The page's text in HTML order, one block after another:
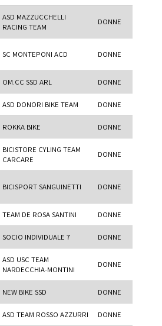
ASD MAZZUCCHELLI
RACING TEAM
DONNE
SC MONTEPONI ACD DONNE
OM.CC SSD ARL DONNE
ASD DONORI BIKE TEAM DONNE
ROKKA BIKE DONNE
BICISTORE CYLING TEAM
CARCARE
DONNE
BICISPORT SANGUINETTI DONNE
TEAM DE ROSA SANTINI DONNE
SOCIO INDIVIDUALE 7 DONNE
ASD USC TEAM
NARDECCHIA-MONTINI
DONNE
NEW BIKE SSD DONNE
ASD TEAM ROSSO AZZURRI DONNE